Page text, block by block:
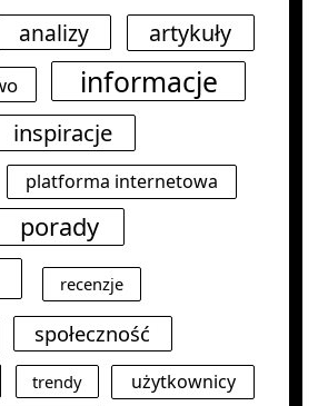
analizy artykuły
informacje
inspiracje
platforma internetowa
porady
recenzje
społeczność
trendy
użytkownicy